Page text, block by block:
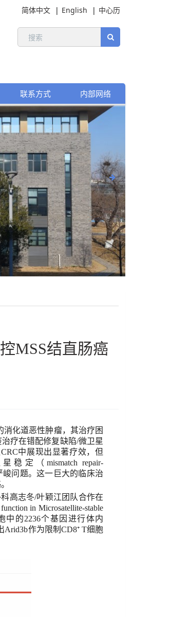
简体中文 English 中心历
联系方式 内部网络
MSS结直肠癌
化道恶性肿瘤，其治疗困
疗在错配修复缺陷/微卫星
CRC中展现出显著疗效，但
稳定（ mismatch repair-
问题。这一巨大的临床治
高志冬/叶颖江团队合作在
in Microsatellite-stable
中的2236个基因进行体内
Arid3b作为限制 CD8⁺ T细胞